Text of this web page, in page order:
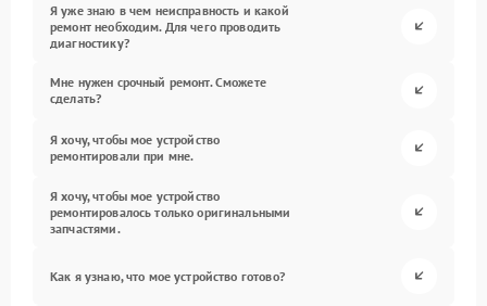
Я уже знаю в чем неисправность и какой
ремонт необходим. Для чего проводить
диагностику?
Мне нужен срочный ремонт. Сможете
сделать?
Я хочу, чтобы мое устройство
ремонтировали при мне.
Я хочу, чтобы мое устройство
ремонтировалось только оригинальными
запчастями.
Как я узнаю, что мое устройство готово?